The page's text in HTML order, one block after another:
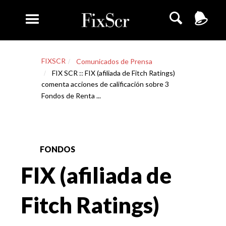
FIXSCR
Comunicados de Prensa
FIX SCR :: FIX (afiliada de Fitch Ratings)
comenta acciones de calificación sobre 3
Fondos de Renta ...
FONDOS
FIX (afiliada de
Fitch Ratings)